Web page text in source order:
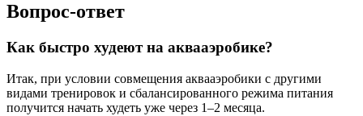
Вопрос-ответ
Как быстро худеют на аквааэробике?
Итак, при условии совмещения аквааэробики с другими
видами тренировок и сбалансированного режима питания
получится начать худеть уже через 1–2 месяца.